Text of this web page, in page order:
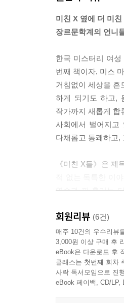
예련의 말에 가은
못 뽑아 영업소장
수옥이 잔뜩 오그
“너 요새 정신없는
그 말을 듣자 가은
--- pp.111~112 「원
좆됐다. 이것은 좆
내 몸에 달려 있지
지경이던 나는 지
의학적으론 혈액이
으면(죽을 만큼 과
고, 다시 의식을 찾
고 말도 할 수 있다.
--- pp.206~207 「
미친 X 옆에 더 미
장르문학계의 언니
한국 미스터리 여
번째 책이자, 미스
거침없이 세상을 흔
하게 되기도 하고,
작가까지 새롭게 합
사회에서 벌어지
다채롭고 통쾌하고,
《미친 X들》은 제
역습과 피 흘리는
사이에 누군가〉까
여섯 편의 소설이
광기 또한 그런 것
‘미스 마플 클럽’이
회원리뷰 (6건)
매주 10건의 우수리뷰
3,000원 이상 구매 후
eBook은 다운로드 후
클래스는 첫번째 회차
사락 독서모임으로 진
eBook 페이백, CD/